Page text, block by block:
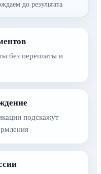
до результата
без переплаты и
подскажут